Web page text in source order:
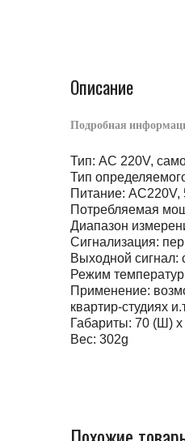
Описание
Подробная
Тип: AC 220V,
Тип
Питание: AC220V,
Потребляемая
Диапазон
Сигнализация:
Выходной сигнал:
Режим
Применение:
квартир-студиях
Габариты: 70 (Ш)
Вес: 302g